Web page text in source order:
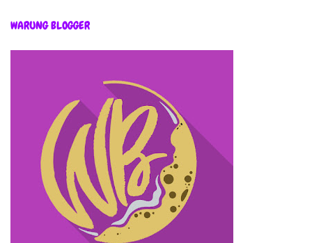
WARUNG BLOGGER